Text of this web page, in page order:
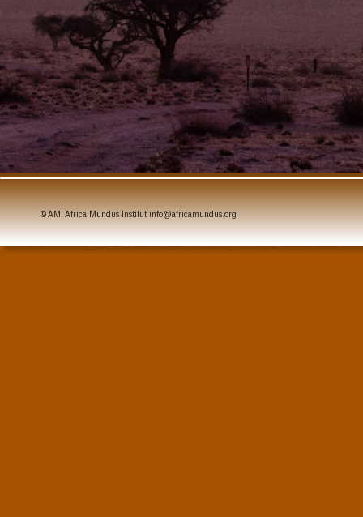
© AMI Africa Mundus Institut info@africamundus.org